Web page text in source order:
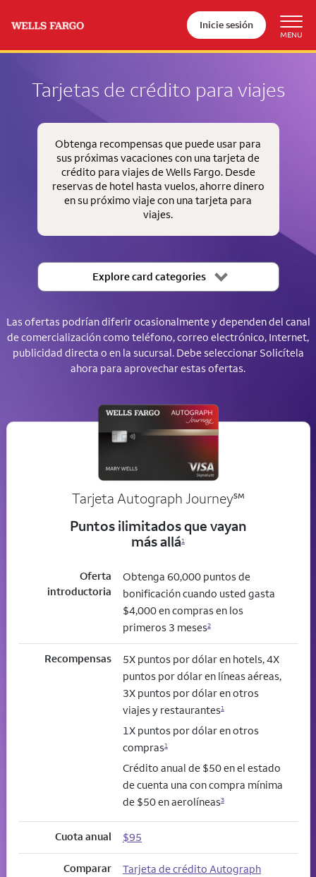
Inicie sesión
Tarjetas de crédito para viajes
Obtenga recompensas que puede usar para
sus próximas vacaciones con una tarjeta de
crédito para viajes de Wells Fargo. Desde
reservas de hotel hasta vuelos, ahorre dinero
en su próximo viaje con una tarjeta para
viajes.
Explore card categories
Las ofertas podrían diferir ocasionalmente y dependen del canal
de comercialización como teléfono, correo electrónico, Internet,
publicidad directa o en la sucursal. Debe seleccionar Solicítela
ahora para aprovechar estas ofertas.
Tarjeta Autograph Journeyservice mark
℠
Puntos ilimitados que vayan
más allá1
Oferta
introductoria
Obtenga 60,000 puntos de
bonificación cuando usted gasta
$4,000 en compras en los
primeros 3 meses2
Recompensas
5X puntos por dólar en hotels, 4X
puntos por dólar en líneas aéreas,
3X puntos por dólar en otros
viajes y restaurantes1
1X puntos por dólar en otros
compras1
Crédito anual de $50 en el estado
de cuenta una con compra mínima
de $50 en aerolíneas3
Cuota anual $95
Comparar Tarjeta de crédito Autograph